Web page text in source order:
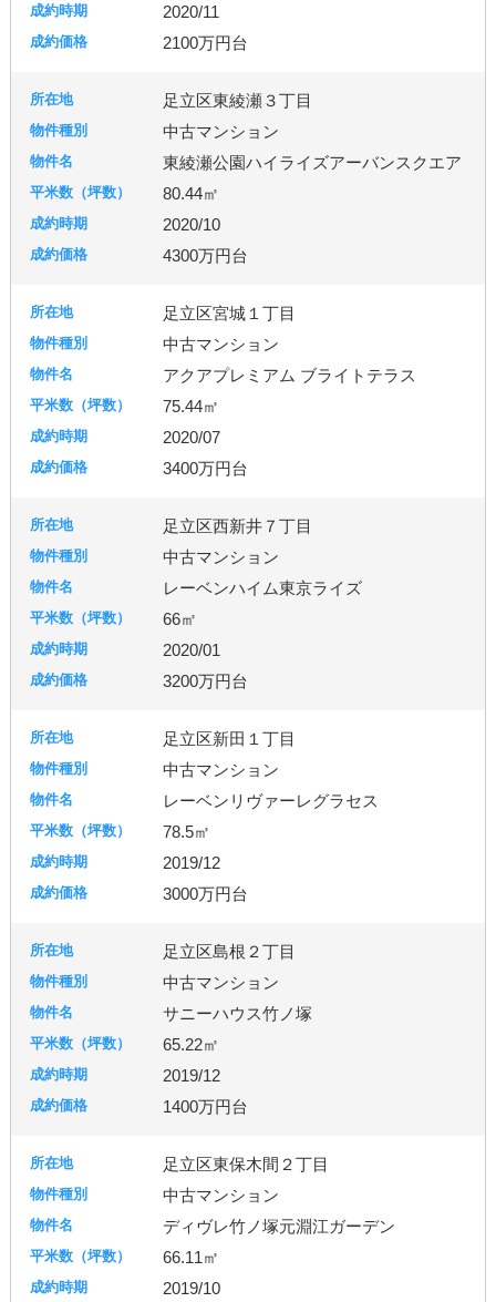
2020/11
2100万円台
足立区東綾瀬３丁目
中古マンション
東綾瀬公園ハイライズアーバンスクエア
80.44㎡
2020/10
4300万円台
足立区宮城１丁目
中古マンション
アクアプレミアム ブライトテラス
75.44㎡
2020/07
3400万円台
足立区西新井７丁目
中古マンション
レーベンハイム東京ライズ
66㎡
2020/01
3200万円台
足立区新田１丁目
中古マンション
レーベンリヴァーレグラセス
78.5㎡
2019/12
3000万円台
足立区島根２丁目
中古マンション
サニーハウス竹ノ塚
65.22㎡
2019/12
1400万円台
足立区東保木間２丁目
中古マンション
ディヴレ竹ノ塚元淵江ガーデン
66.11㎡
2019/10